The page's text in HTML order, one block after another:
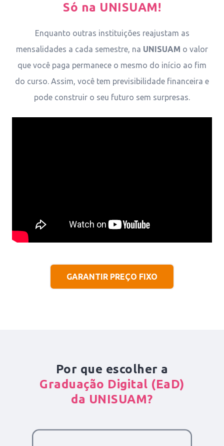
Só na UNISUAM!
Enquanto outras instituições reajustam as
mensalidades a cada semestre, na UNISUAM o valor
que você paga permanece o mesmo do início ao fim
do curso. Assim, você tem previsibilidade financeira e
pode construir o seu futuro sem surpresas.
GARANTIR PREÇO FIXO
Por que escolher a
Graduação Digital (EaD)
da UNISUAM?